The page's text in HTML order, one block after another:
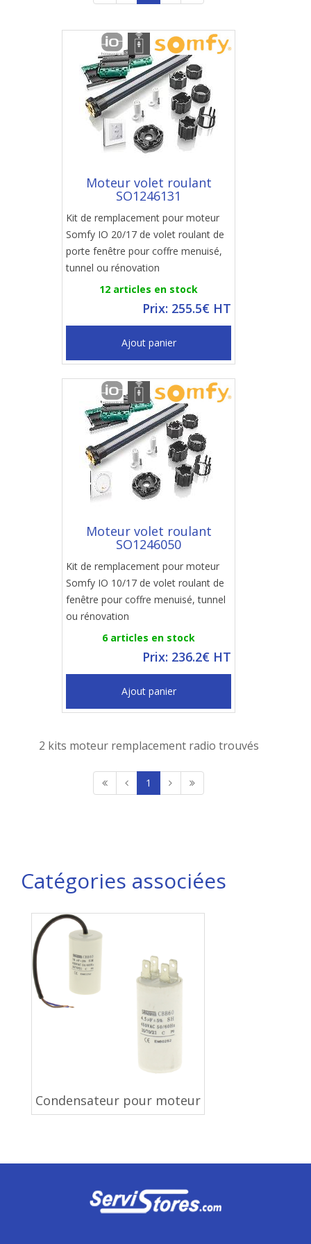
Moteur volet roulant
SO1246131
Kit de remplacement pour moteur
Somfy IO 20/17 de volet roulant de
porte fenêtre pour coffre menuisé,
tunnel ou rénovation
12 articles en stock
Prix: 255.5€ HT
Ajout panier
Moteur volet roulant
SO1246050
Kit de remplacement pour moteur
Somfy IO 10/17 de volet roulant de
fenêtre pour coffre menuisé, tunnel
ou rénovation
6 articles en stock
Prix: 236.2€ HT
Ajout panier
2 kits moteur remplacement radio trouvés
1
Catégories associées
Condensateur pour moteur